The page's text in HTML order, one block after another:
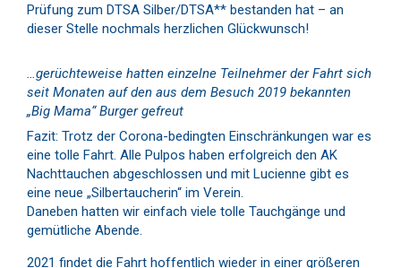
Prüfung zum DTSA Silber/DTSA** bestanden hat – an
dieser Stelle nochmals herzlichen Glückwunsch!
…gerüchteweise hatten einzelne Teilnehmer der Fahrt sich
seit Monaten auf den aus dem Besuch 2019 bekannten
„Big Mama“ Burger gefreut
Fazit: Trotz der Corona-bedingten Einschränkungen war es
eine tolle Fahrt. Alle Pulpos haben erfolgreich den AK
Nachttauchen abgeschlossen und mit Lucienne gibt es
eine neue „Silbertaucherin“ im Verein.
Daneben hatten wir einfach viele tolle Tauchgänge und
gemütliche Abende.
2021 findet die Fahrt hoffentlich wieder in einer größeren